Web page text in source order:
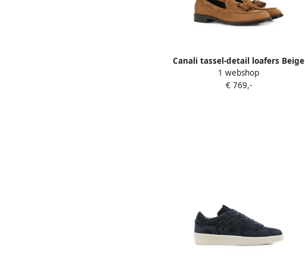
Canali tassel-detail loafers Beige
1 webshop
€ 769,-